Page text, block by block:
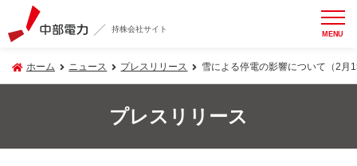
持株会社サイト MENU
ホーム ニュース プレスリリース 雪による停電の影響について（2月
プレスリリース